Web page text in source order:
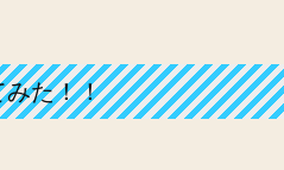
みた！！